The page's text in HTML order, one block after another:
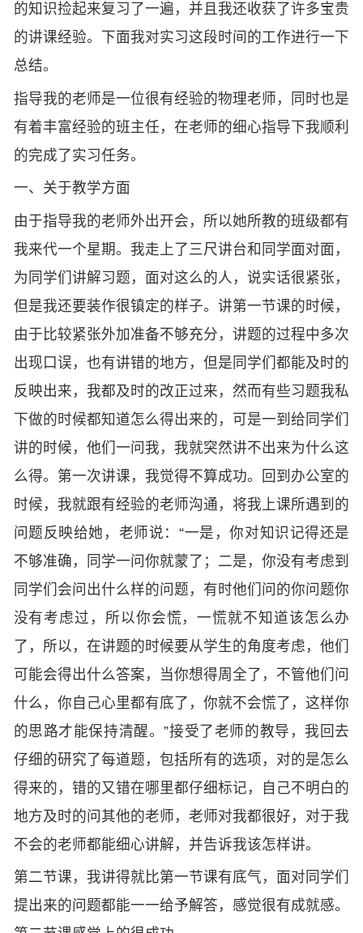
的知识捡起来复习了一遍，并且我还收获了许多宝贵
的讲课经验。下面我对实习这段时间的工作进行一下
总结。
指导我的老师是一位很有经验的物理老师，同时也是
有着丰富经验的班主任，在老师的细心指导下我顺利
的完成了实习任务。
一、关于教学方面
由于指导我的老师外出开会，所以她所教的班级都有
我来代一个星期。我走上了三尺讲台和同学面对面，
为同学们讲解习题，面对这么的人，说实话很紧张，
但是我还要装作很镇定的样子。讲第一节课的时候，
由于比较紧张外加准备不够充分，讲题的过程中多次
出现口误，也有讲错的地方，但是同学们都能及时的
反映出来，我都及时的改正过来，然而有些习题我私
下做的时候都知道怎么得出来的，可是一到给同学们
讲的时候，他们一问我，我就突然讲不出来为什么这
么得。第一次讲课，我觉得不算成功。回到办公室的
时候，我就跟有经验的老师沟通，将我上课所遇到的
问题反映给她，老师说：“一是，你对知识记得还是
不够准确，同学一问你就蒙了；二是，你没有考虑到
同学们会问出什么样的问题，有时他们问的你问题你
没有考虑过，所以你会慌，一慌就不知道该怎么办
了，所以，在讲题的时候要从学生的角度考虑，他们
可能会得出什么答案，当你想得周全了，不管他们问
什么，你自己心里都有底了，你就不会慌了，这样你
的思路才能保持清醒。”接受了老师的教导，我回去
仔细的研究了每道题，包括所有的选项，对的是怎么
得来的，错的又错在哪里都仔细标记，自己不明白的
地方及时的问其他的老师，老师对我都很好，对于我
不会的老师都能细心讲解，并告诉我该怎样讲。
第二节课，我讲得就比第一节课有底气，面对同学们
提出来的问题都能一一给予解答，感觉很有成就感。